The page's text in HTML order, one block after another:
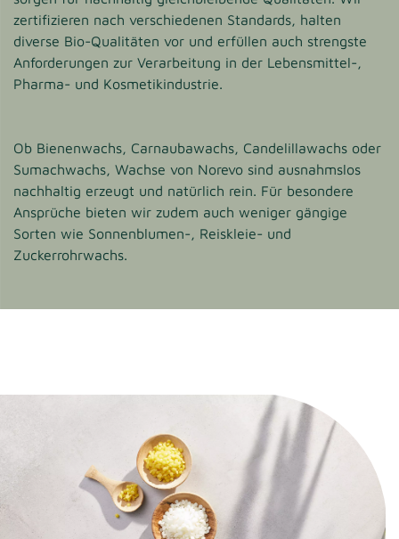
zertifizieren nach verschiedenen Standards, halten
diverse Bio-Qualitäten vor und erfüllen auch strengste
Anforderungen zur Verarbeitung in der Lebensmittel-,
Pharma- und Kosmetikindustrie.
Ob Bienenwachs, Carnaubawachs, Candelillawachs oder
Sumachwachs, Wachse von Norevo sind ausnahmslos
nachhaltig erzeugt und natürlich rein. Für besondere
Ansprüche bieten wir zudem auch weniger gängige
Sorten wie Sonnenblumen-, Reiskleie- und
Zuckerrohrwachs.